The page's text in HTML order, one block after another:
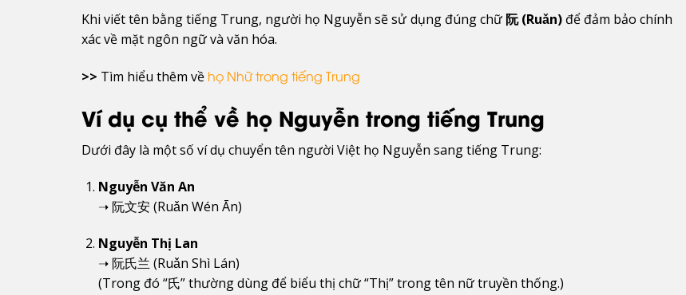
Khi viết tên bằng tiếng Trung, người họ Nguyễn sẽ sử dụng đúng chữ 阮 (Ruǎn)để đảm bảo chính
xác về mặt ngôn ngữ và văn hóa.
>> Tìm hiểu thêm về họ Nhữ trong tiếng Trung
Ví dụ cụ thể về họ Nguyễn trong tiếng Trung
Dưới đây là một số ví dụ chuyển tên người Việt họ Nguyễn sang tiếng Trung:
Nguyễn Văn An
➝ 阮文安 (Ruǎn Wén Ān)
Nguyễn Thị Lan
➝ 阮氏兰 (Ruǎn Shì Lán)
(Trong đó “氏” thường dùng để biểu thị chữ “Thị” trong tên nữ truyền thống.)